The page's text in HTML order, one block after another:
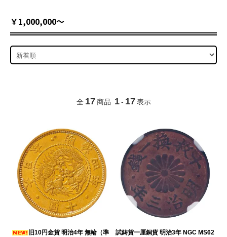
￥1,000,000〜
全 17 商品 1 - 17 表示
旧10円金貨 明治4年 無輪（準
試鋳貨一厘銅貨 明治3年 NGC MS62